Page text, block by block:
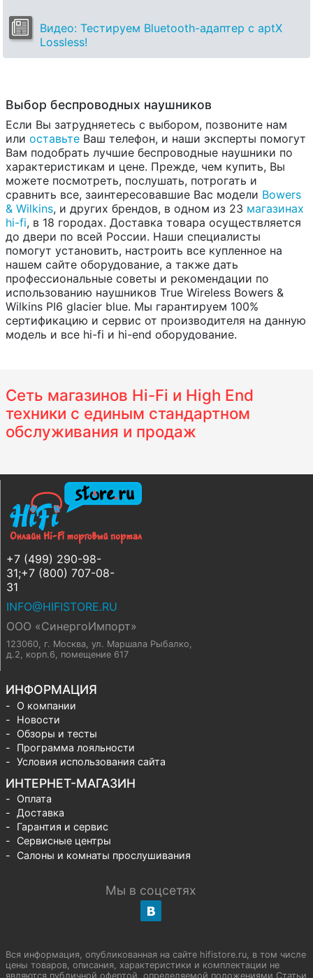
Видео: Тестируем Bluetooth-адаптер с aptX
Lossless!
Выбор беспроводных наушников
Если Вы затрудняетесь с выбором, позвоните нам
или оставьте Ваш телефон, и наши эксперты помогут
Вам подобрать лучшие беспроводные наушники по
характеристикам и цене. Прежде, чем купить, Вы
можете посмотреть, послушать, потрогать и
сравнить все, заинтересовавшие Вас модели Bowers
& Wilkins, и других брендов, в одном из 23 магазинах
hi-fi, в 18 городах. Доставка товара осуществляется
до двери по всей России. Наши специалисты
помогут установить, настроить все купленное на
нашем сайте оборудование, а также дать
профессиональные советы и рекомендации по
использованию наушников True Wireless Bowers &
Wilkins PI6 glacier blue. Мы гарантируем 100%
сертификацию и сервис от производителя на данную
модель и все hi-fi и hi-end оборудование.
Сеть магазинов Hi-Fi и High End
техники с единым стандартном
обслуживания и продаж
+7 (499) 290-98-
31;+7 (800) 707-08-
31
INFO@HIFISTORE.RU
ООО «СинергоИмпорт»
123060, г. Москва, ул. Маршала Рыбалко,
д.2, корп.6, помещение 617
ИНФОРМАЦИЯ
О компании
Новости
Обзоры и тесты
Программа лояльности
Условия использования сайта
ИНТЕРНЕТ-МАГАЗИН
Оплата
Доставка
Гарантия и сервис
Сервисные центры
Салоны и комнаты прослушивания
Мы в соцсетях
Вся информация, опубликованная на сайте hifistore.ru, в том числе
цены товаров, описания, характеристики и комплектации не
являются публичной офертой, определяемой положениями Статьи